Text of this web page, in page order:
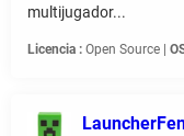
multijugador...
Licencia : Open Source |